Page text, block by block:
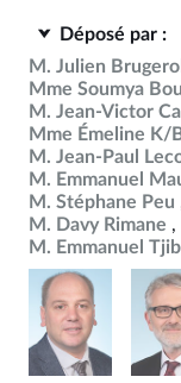
Déposé par :
M. Julien
Mme Soumya
M. Jean-Victor
Mme Émeline K/
M. Jean-Paul
M. Emmanuel
M. Stéphane Peu
M. Davy Rimane
M. Emmanuel